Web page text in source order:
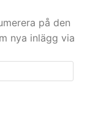
på den
nya inlägg via